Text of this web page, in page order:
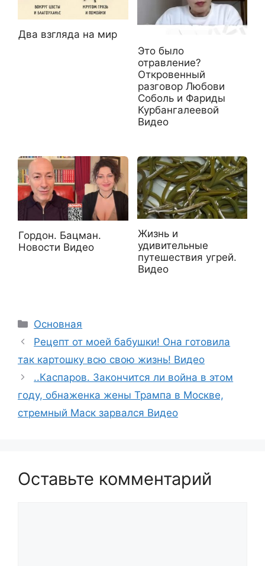
Два взгляда на мир
Это было
отравление?
Откровенный
разговор Любови
Соболь и Фариды
Курбангалеевой
Видео
Гордон. Бацман.
Новости Видео
Жизнь и
удивительные
путешествия угрей.
Видео
Рубрики
Основная
Рецепт от моей бабушки! Она готовила
так картошку всю свою жизнь! Видео
..Каспаров. Закончится ли война в этом
году, обнаженка жены Трампа в Москве,
стремный Маск зарвался Видео
Оставьте комментарий